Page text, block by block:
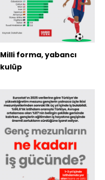
Milli forma, yabancı
kulüp